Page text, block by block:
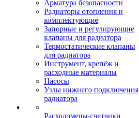
Арматура безопасности
Радиаторы отопления и
комплектующие
Запорные и регулирующие
клапаны для радиатора
Термостатические клапаны
для радиатора
Инструмент, крепёж и
расходные материалы
Насосы
Узлы нижнего подключения
радиатора
Расходомеры-счетчики